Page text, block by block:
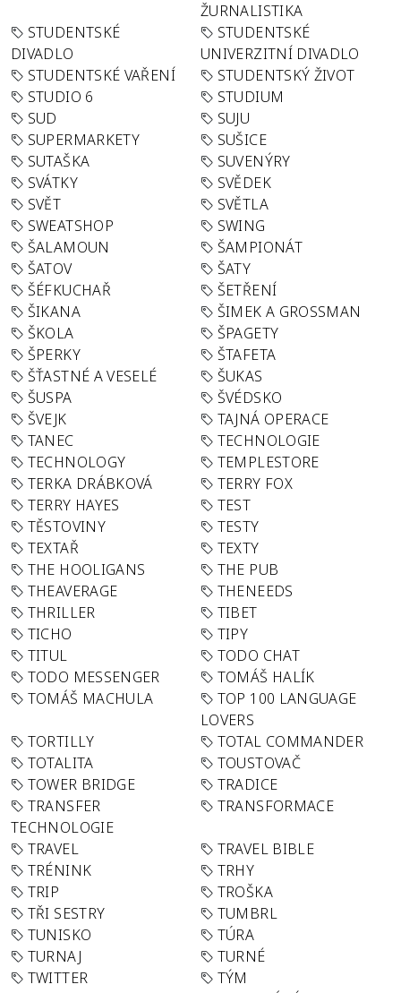
ŽURNALISTIKA
STUDENTSKÉ
DIVADLO
STUDENTSKÉ
UNIVERZITNÍ DIVADLO
STUDENTSKÉ VAŘENÍ
STUDENTSKÝ ŽIVOT
STUDIO 6
STUDIUM
SUD
SUJU
SUPERMARKETY
SUŠICE
SUTAŠKA
SUVENÝRY
SVÁTKY
SVĚDEK
SVĚT
SVĚTLA
SWEATSHOP
SWING
ŠALAMOUN
ŠAMPIONÁT
ŠATOV
ŠATY
ŠÉFKUCHAŘ
ŠETŘENÍ
ŠIKANA
ŠIMEK A GROSSMAN
ŠKOLA
ŠPAGETY
ŠPERKY
ŠTAFETA
ŠŤASTNÉ A VESELÉ
ŠUKAS
ŠUSPA
ŠVÉDSKO
ŠVEJK
TAJNÁ OPERACE
TANEC
TECHNOLOGIE
TECHNOLOGY
TEMPLESTORE
TERKA DRÁBKOVÁ
TERRY FOX
TERRY HAYES
TEST
TĚSTOVINY
TESTY
TEXTAŘ
TEXTY
THE HOOLIGANS
THE PUB
THEAVERAGE
THENEEDS
THRILLER
TIBET
TICHO
TIPY
TITUL
TODO CHAT
TODO MESSENGER
TOMÁŠ HALÍK
TOMÁŠ MACHULA
TOP 100 LANGUAGE
LOVERS
TORTILLY
TOTAL COMMANDER
TOTALITA
TOUSTOVAČ
TOWER BRIDGE
TRADICE
TRANSFER
TECHNOLOGIE
TRANSFORMACE
TRAVEL
TRAVEL BIBLE
TRÉNINK
TRHY
TRIP
TROŠKA
TŘI SESTRY
TUMBRL
TUNISKO
TÚRA
TURNAJ
TURNÉ
TWITTER
TÝM